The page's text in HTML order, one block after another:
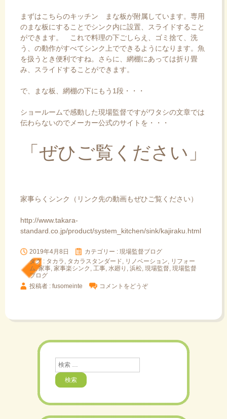
まずはこちらのキッチン まな板が附属しています。専用
のまな板にすることでシンク内に設置、スライドすること
ができます。 これで料理の下ごしらえ、ゴミ捨て、洗
う、の動作がすべてシンク上でできるようになります。魚
を扱うとき便利ですね。さらに、網棚にあっては折り畳
み、スライドすることができます。
で、まな板、網棚の下にもう1段・・・
ショールームで感動した現場監督ですがワタシの文章では
伝わらないのでメーカー公式のサイトを・・・
「ぜひご覧ください」
家事らくシンク（リンク先の動画もぜひご覧ください）
http://www.takara-
standard.co.jp/product/system_kitchen/sink/kajiraku.html
2019年4月8日 カテゴリー : 現場監督ブログ
タグ : タカラ タカラスタンダード リノベーション
リフォー
ム ,家事 家事楽シンク 工事 水廻り 浜松 現場監督 現場監督
ブログ
投稿者 : fusomeinte
コメントをどうぞ
検
索